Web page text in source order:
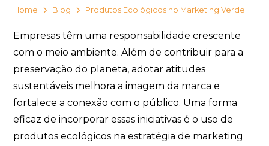
Home Blog Produtos Ecológicos no Marketing Verde
Empresas têm uma responsabilidade crescente
com o meio ambiente. Além de contribuir para a
preservação do planeta, adotar atitudes
sustentáveis melhora a imagem da marca e
fortalece a conexão com o público. Uma forma
eficaz de incorporar essas iniciativas é o uso de
produtos ecológicos na estratégia de marketing
qualquer momento.